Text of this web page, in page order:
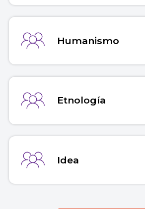
Humanismo
Etnología
Idea